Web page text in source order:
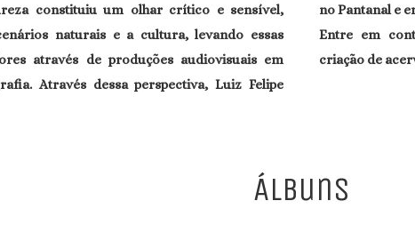
constituiu um olhar crítico e sensível,
naturais e a cultura, levando essas
através de produções audiovisuais em
Através dessa perspectiva, Luiz Felipe
no Pantanal e
Entre em
criação de
Álbuns